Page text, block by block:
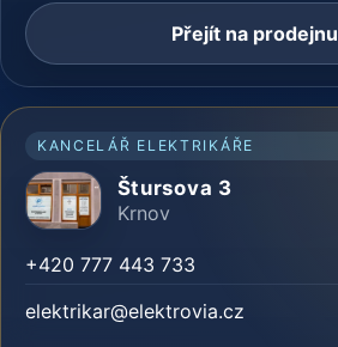
Přejít na prodejnu
KANCELÁŘ ELEKTRIKÁŘE
Štursova 3
Krnov
+420 777 443 733
elektrikar@elektrovia.cz